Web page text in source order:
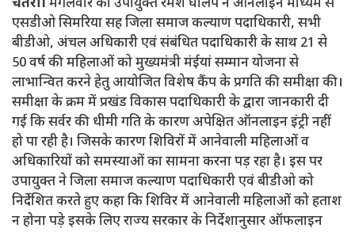
चतरा। मंगलवार को उपायुक्त रमेश घोलप ने ऑनलाइन माध्यम से
एसडीओ सिमरिया सह जिला समाज कल्याण पदाधिकारी, सभी
बीडीओ, अंचल अधिकारी एवं संबंधित पदाधिकारी के साथ 21 से
50 वर्ष की महिलाओं को मुख्यमंत्री मंईयां सम्मान योजना से
लाभान्वित करने हेतु आयोजित विशेष कैंप के प्रगति की समीक्षा की।
समीक्षा के क्रम में प्रखंड विकास पदाधिकारी के द्वारा जानकारी दी
गई कि सर्वर की धीमी गति के कारण अपेक्षित ऑनलाइन इंट्री नहीं
हो पा रही है। जिसके कारण शिविरों में आनेवाली महिलाओं व
अधिकारियों को समस्याओं का सामना करना पड़ रहा है। इस पर
उपायुक्त ने जिला समाज कल्याण पदाधिकारी एवं बीडीओ को
निर्देशित करते हुए कहा कि शिविर में आनेवाली महिलाओं को हताश
न होना पड़े इसके लिए राज्य सरकार के निर्देशानुसार ऑफलाइन